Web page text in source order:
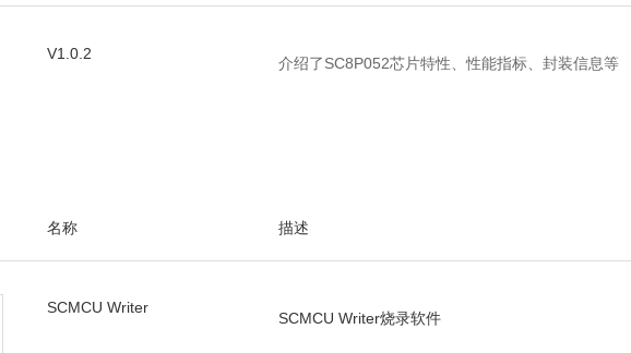
V1.0.2
介绍了SC8P052芯片特性、性能指标、封装信息等
名称 描述
SCMCU Writer
SCMCU Writer烧录软件